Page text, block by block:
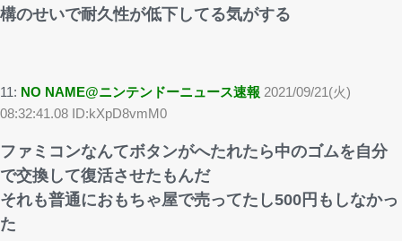
構のせいで耐久性が低下してる気がする
11: NO NAME@ニンテンドーニュース速報 2021/09/21(火)
08:32:41.08 ID:kXpD8vmM0
ファミコンなんてボタンがへたれたら中のゴムを自分
で交換して復活させたもんだ
それも普通におもちゃ屋で売ってたし500円もしなかっ
た